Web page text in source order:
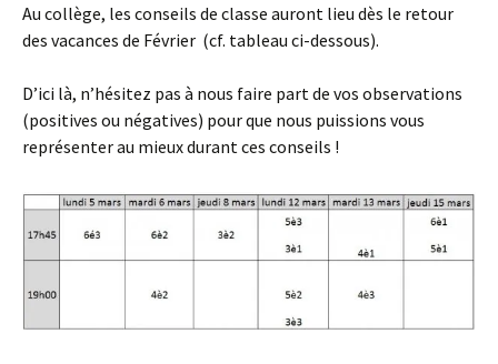
Au collège, les conseils de classe auront lieu dès le retour
des vacances de Février (cf. tableau ci-dessous).
D’ici là, n’hésitez pas à nous faire part de vos observations
(positives ou négatives) pour que nous puissions vous
représenter au mieux durant ces conseils !